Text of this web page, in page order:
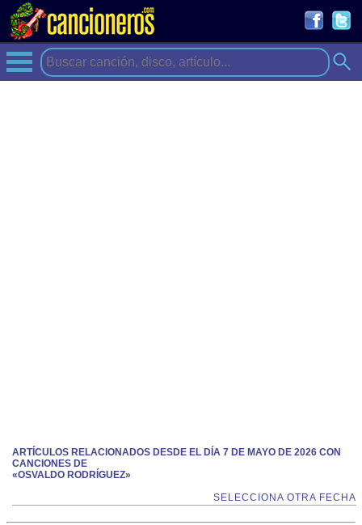
ARTÍCULOS RELACIONADOS DESDE EL DÍA 7 DE MAYO DE 2026 CON
CANCIONES DE
«OSVALDO RODRÍGUEZ»
SELECCIONA OTRA FECHA